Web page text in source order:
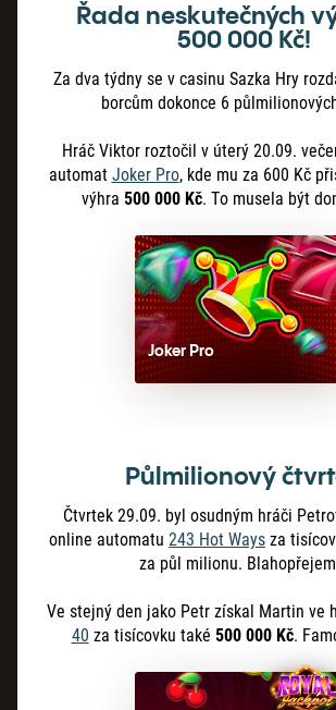
Řada neskutečných
500 000 Kč!
Za dva týdny se v casinu Sazka Hry
borcům dokonce 6
Hráč Viktor roztočil v úterý 20.09.
automat Joker Pro, kde mu za 600 Kč
výhra 500 000 Kč. To musela být
Joker Pro
Půlmilionový
Čtvrtek 29.09. byl osudným hráči
online automatu 243 Hot Ways za
za půl milionu.
Ve stejný den jako Petr získal Martin ve
40 za tisícovku také 500 000 Kč.